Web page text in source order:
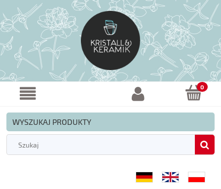
WYSZUKAJ PRODUKTY